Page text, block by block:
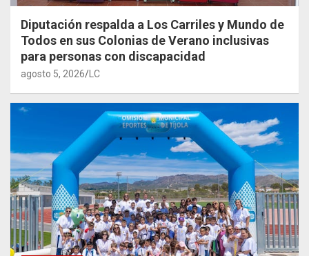
Diputación respalda a Los Carriles y Mundo de
Todos en sus Colonias de Verano inclusivas
para personas con discapacidad
agosto 5, 2026 LC